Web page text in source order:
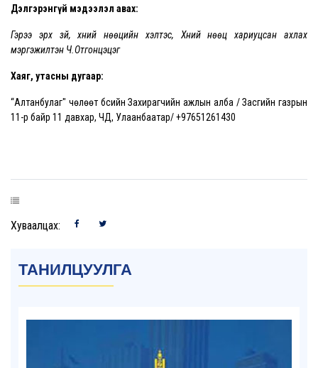
ТАНИЛЦУУЛГА
Дэлгэрэнгүй мэдээлэл авах:
Гэрээ эрх зүй, хүний нөөцийн хэлтэс, Хүний нөөц хариуцсан ахлах
мэргэжилтэн Ч.Отгонцэцэг
Хаяг, утасны дугаар:
“Алтанбулаг" чөлөөт бүсийн Захирагчийн ажлын алба / Засгийн газрын
11-р байр 11 давхар, ЧД, Улаанбаатар/ +97651261430
Хуваалцах: